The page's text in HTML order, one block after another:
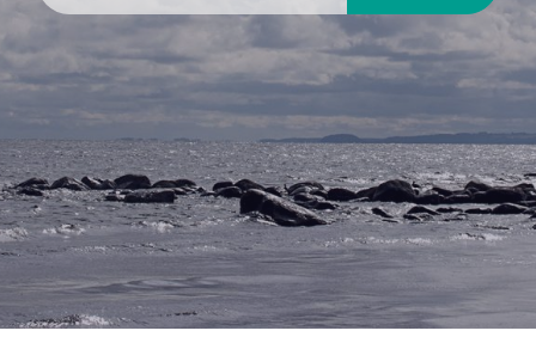
Ekonomi &amp; juridik
Hantverkare
Hus &amp; hem
Ideella föreningar
Idrottsföreningar
Media
Transport